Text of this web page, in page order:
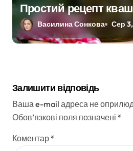
Простий рецепт
Василина Сонкова Сер
Залишити відповідь
Ваша e-mail адреса не
Обов’язкові поля позначені *
Коментар *